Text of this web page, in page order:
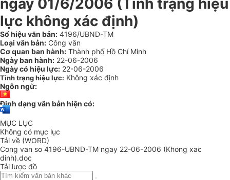
ngày 01/6/2006 (Tình trạng hiệu
lực không xác định)
Số hiệu văn bản: 4196/UBND-TM
Loại văn bản: Công văn
Cơ quan ban hành: Thành phố Hồ Chí Minh
Ngày ban hành: 22-06-2006
Ngày có hiệu lực: 22-06-2006
Tình trạng hiệu lực: Không xác định
Ngôn ngữ:
Định dạng văn bản hiện có:
MỤC LỤC
Không có mục lục
Tải về (WORD)
Cong van so 4196-UBND-TM ngay 22-06-2006 (Khong xac
dinh).doc
Tải lược đồ